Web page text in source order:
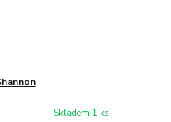
Skladem 1 ks